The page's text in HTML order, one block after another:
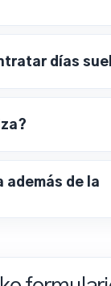
actividades se
días
días
semanales.
San
además de la